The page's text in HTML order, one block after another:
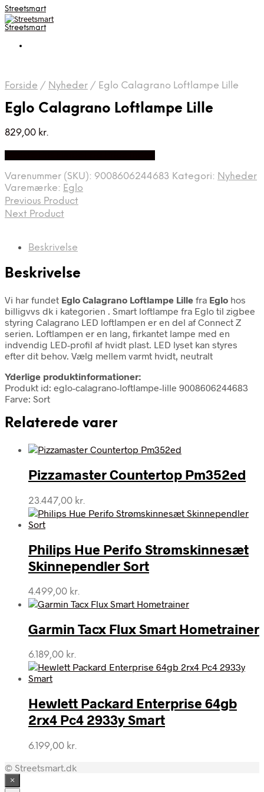
Streetsmart
Streetsmart
Forside / Nyheder / Eglo Calagrano Loftlampe Lille
Eglo Calagrano Loftlampe Lille
829,00 kr.
Varenummer (SKU): 9008606244683 Kategori: Nyheder
Varemærke: Eglo
Previous Product
Next Product
Beskrivelse
Beskrivelse
Vi har fundet Eglo Calagrano Loftlampe Lille fra Eglo hos
billigvvs dk i kategorien . Smart loftlampe fra Eglo til zigbee
styring Calagrano LED loftlampen er en del af Connect Z
serien. Loftlampen er en lang, firkantet lampe med en
indvendig LED-profil af hvidt plast. LED lyset kan styres
efter dit behov. Vælg mellem varmt hvidt, neutralt
Yderlige produktinformationer:
Produkt id: eglo-calagrano-loftlampe-lille 9008606244683
Farve: Sort
Relaterede varer
Pizzamaster Countertop Pm352ed
23.447,00 kr.
Philips Hue Perifo Strømskinnesæt
Skinnependler Sort
4.499,00 kr.
Garmin Tacx Flux Smart Hometrainer
6.189,00 kr.
Hewlett Packard Enterprise 64gb
2rx4 Pc4 2933y Smart
6.199,00 kr.
© Streetsmart.dk
×